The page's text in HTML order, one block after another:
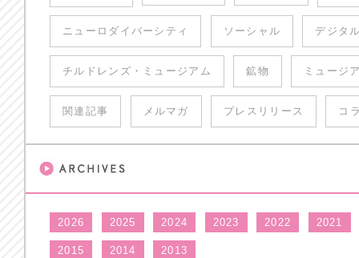
ニューロダイバーシティ ソーシャル デジタ
チルドレンズ・ミュージアム 鉱物 ミュージ
関連記事 メルマガ プレスリリース コ
2026 2025 2024 2023 2022 2021
2015 2014 2013